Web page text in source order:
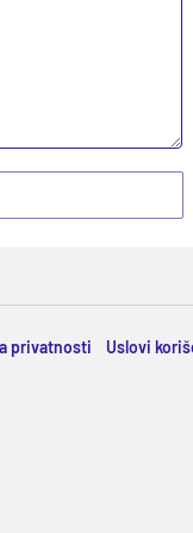
privatnosti Uslovi